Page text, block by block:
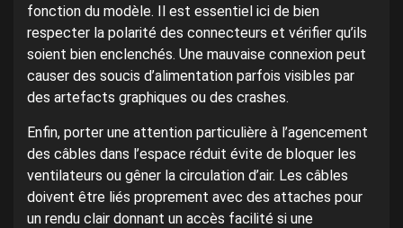
fonction du modèle. Il est essentiel ici de bien
respecter la polarité des connecteurs et vérifier qu’ils
soient bien enclenchés. Une mauvaise connexion peut
causer des soucis d’alimentation parfois visibles par
des artefacts graphiques ou des crashes.
Enfin, porter une attention particulière à l’agencement
des câbles dans l’espace réduit évite de bloquer les
ventilateurs ou gêner la circulation d’air. Les câbles
doivent être liés proprement avec des attaches pour
un rendu clair donnant un accès facilité si une